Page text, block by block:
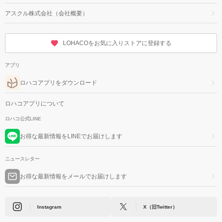
アスクル株式会社（会社概要）
LOHACOをお気に入りストアに登録する
アプリ
ロハコアプリをダウンロード
ロハコアプリについて
ロハコ公式LINE
お得な最新情報をLINEでお届けします
ニュースレター
お得な最新情報をメールでお届けします
Instagram X（旧Twitter）